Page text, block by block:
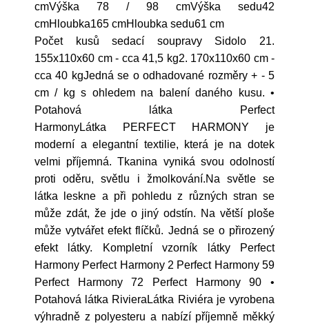
cmVýška 78 / 98 cmVýška sedu42
cmHloubka165 cmHloubka sedu61 cm
Počet kusů sedací soupravy Sidolo 21.
155x110x60 cm - cca 41,5 kg2. 170x110x60 cm -
cca 40 kgJedná se o odhadované rozměry + - 5
cm / kg s ohledem na balení daného kusu. •
Potahová látka Perfect
HarmonyLátka PERFECT HARMONY je
moderní a elegantní textilie, která je na dotek
velmi příjemná. Tkanina vyniká svou odolností
proti oděru, světlu i žmolkování.Na světle se
látka leskne a při pohledu z různých stran se
může zdát, že jde o jiný odstín. Na větší ploše
může vytvářet efekt flíčků. Jedná se o přirozený
efekt látky. Kompletní vzorník látky Perfect
Harmony Perfect Harmony 2 Perfect Harmony 59
Perfect Harmony 72 Perfect Harmony 90 •
Potahová látka RivieraLátka Riviéra je vyrobena
výhradně z polyesteru a nabízí příjemně měkký